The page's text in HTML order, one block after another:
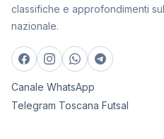
classifiche e approfondimenti
nazionale.
Canale WhatsApp
Telegram Toscana Futsal